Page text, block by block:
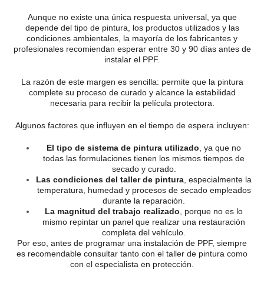
Aunque no existe una única respuesta universal, ya que
depende del tipo de pintura, los productos utilizados y las
condiciones ambientales, la mayoría de los fabricantes y
profesionales recomiendan esperar entre 30 y 90 días antes de
instalar el PPF.
La razón de este margen es sencilla: permite que la pintura
complete su proceso de curado y alcance la estabilidad
necesaria para recibir la película protectora.
Algunos factores que influyen en el tiempo de espera incluyen:
El tipo de sistema de pintura utilizado , ya que no
todas las formulaciones tienen los mismos tiempos de
secado y curado.
Las condiciones del taller de pintura , especialmente la
temperatura, humedad y procesos de secado empleados
durante la reparación.
La magnitud del trabajo realizado , porque no es lo
mismo repintar un panel que realizar una restauración
completa del vehículo.
Por eso, antes de programar una instalación de PPF, siempre
es recomendable consultar tanto con el taller de pintura como
con el especialista en protección.